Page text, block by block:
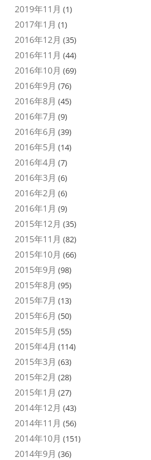
2019年11月 (1)
2017年1月 (1)
2016年12月 (35)
2016年11月 (44)
2016年10月 (69)
2016年9月 (76)
2016年8月 (45)
2016年7月 (9)
2016年6月 (39)
2016年5月 (14)
2016年4月 (7)
2016年3月 (6)
2016年2月 (6)
2016年1月 (9)
2015年12月 (35)
2015年11月 (82)
2015年10月 (66)
2015年9月 (98)
2015年8月 (95)
2015年7月 (13)
2015年6月 (50)
2015年5月 (55)
2015年4月 (114)
2015年3月 (63)
2015年2月 (28)
2015年1月 (27)
2014年12月 (43)
2014年11月 (56)
2014年10月 (151)
2014年9月 (36)